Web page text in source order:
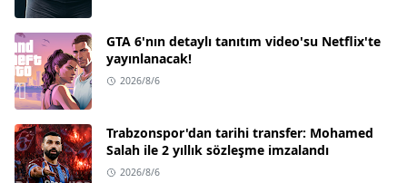
GTA 6'nın detaylı tanıtım video'su Netflix'te
yayınlanacak!
2026/8/6
Trabzonspor'dan tarihi transfer: Mohamed
Salah ile 2 yıllık sözleşme imzalandı
2026/8/6